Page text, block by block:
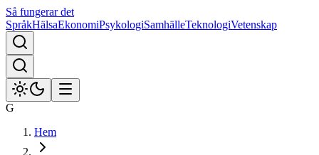
Så fungerar det
SpråkHälsaEkonomiPsykologiSamhälleTeknologiVetenskap
G
Hem